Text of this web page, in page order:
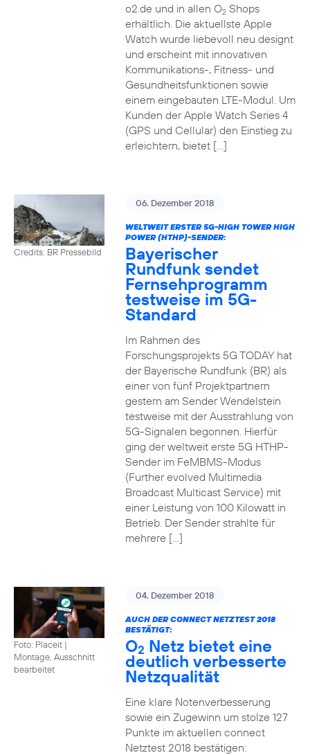
o2.de und in allen O2Shops
erhältlich. Die aktuellste Apple
Watch wurde liebevoll neu designt
und erscheint mit innovativen
Kommunikations-, Fitness- und
Gesundheitsfunktionen sowie
einem eingebauten LTE-Modul. Um
Kunden der Apple Watch Series 4
(GPS und Cellular) den Einstieg zu
erleichtern, bietet […]
Credits: BR Pressebild
06. Dezember 2018
WELTWEIT ERSTER 5G-HIGH TOWER HIGH
POWER (HTHP)-SENDER:
Bayerischer
Rundfunk sendet
Fernsehprogramm
testweise im 5G-
Standard
Im Rahmen des
Forschungsprojekts 5G TODAY hat
der Bayerische Rundfunk (BR) als
einer von fünf Projektpartnern
gestern am Sender Wendelstein
testweise mit der Ausstrahlung von
5G-Signalen begonnen. Hierfür
ging der weltweit erste 5G HTHP-
Sender im FeMBMS-Modus
(Further evolved Multimedia
Broadcast Multicast Service) mit
einer Leistung von 100 Kilowatt in
Betrieb. Der Sender strahlte für
mehrere […]
Foto: Placeit |
Montage, Ausschnitt
bearbeitet
04. Dezember 2018
AUCH DER CONNECT NETZTEST 2018
BESTÄTIGT:
O2 Netz bietet eine
deutlich verbesserte
Netzqualität
Eine klare Notenverbesserung
sowie ein Zugewinn um stolze 127
Punkte im aktuellen connect
Netztest 2018 bestätigen: